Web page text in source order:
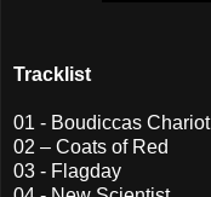
Tracklist
01 - Boudiccas Chariot
02 – Coats of Red
03 - Flagday